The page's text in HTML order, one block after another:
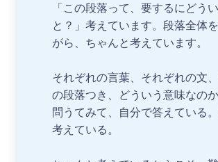
「この段落って、要するにどう
と？」考えています。段落全体
がら、ちゃんと考えています。
それぞれの言葉、それぞれの文
の段落つき、どういう意味なの
問うてみて、自分で答えている
考えている。